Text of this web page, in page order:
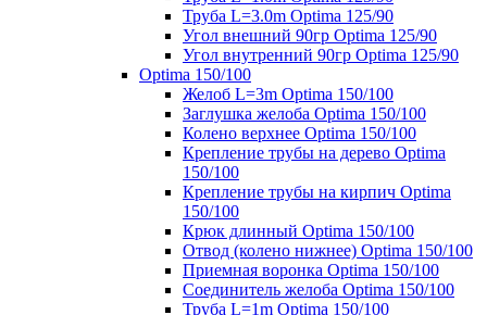
Труба L=3.0m Optima 125/90
Угол внешний 90гр Optima 125/90
Угол внутренний 90гр Optima 125/90
Optima 150/100
Желоб L=3m Optima 150/100
Заглушка желоба Optima 150/100
Колено верхнее Optima 150/100
Крепление трубы на дерево Optima
150/100
Крепление трубы на кирпич Optima
150/100
Крюк длинный Optima 150/100
Отвод (колено нижнее) Optima 150/100
Приемная воронка Optima 150/100
Соединитель желоба Optima 150/100
Труба L=1m Optima 150/100